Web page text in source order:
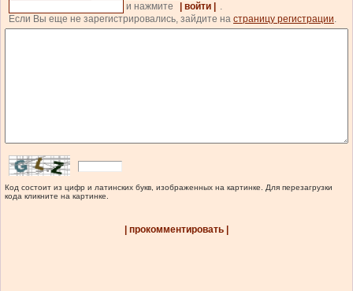
и нажмите
| войти |
.
Если Вы еще не зарегистрировались, зайдите на страницу регистрации.
Код состоит из цифр и латинских букв, изображенных на картинке. Для перезагрузки
кода кликните на картинке.
| прокомментировать |